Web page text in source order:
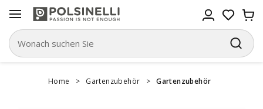
Home > Gartenzubehör > Gartenzubehör